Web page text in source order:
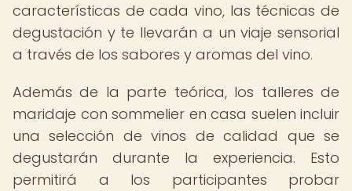
características de cada vino, las técnicas de
degustación y te llevarán a un viaje sensorial
a través de los sabores y aromas del vino.
Además de la parte teórica, los talleres de
maridaje con sommelier en casa suelen incluir
una selección de vinos de calidad que se
degustarán durante la experiencia. Esto
permitirá a los participantes probar